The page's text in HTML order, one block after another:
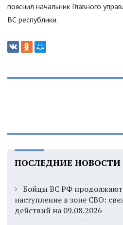
пояснил начальник Главного
ВС республики.
ПОСЛЕДНИЕ НОВОСТИ
Бойцы ВС РФ
наступление в зоне СВО:
действий на 09.08.2026